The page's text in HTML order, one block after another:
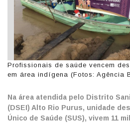
Profissionais de saúde vencem
em área indígena (Fotos: Agência
Na área atendida pelo Distrito
(DSEI) Alto Rio Purus, unidade
Único de Saúde (SUS), vivem 11